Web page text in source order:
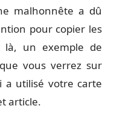
malhonnête a dû
pour copier les
là, un exemple de
vous verrez sur
a utilisé votre carte
article.